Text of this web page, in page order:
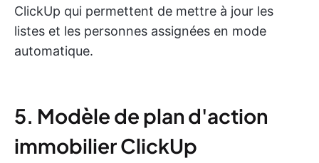
ClickUp qui permettent de mettre à jour les
listes et les personnes assignées en mode
automatique.
5. Modèle de plan d'action
immobilier ClickUp